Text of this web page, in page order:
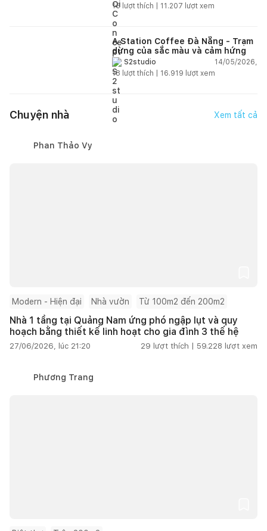
15 lượt thích | 11.207 lượt xem
A Station Coffee Đà Nẵng - Trạm
dừng của sắc màu và cảm hứng
S2studio
14/05/2026,
18 lượt thích | 16.919 lượt xem
Chuyện nhà Xem tất cả
Phan Thảo Vy
Modern - Hiện đại Nhà vườn Từ 100m2 đến 200m2
Nhà 1 tầng tại Quảng Nam ứng phó ngập lụt và quy
hoạch bằng thiết kế linh hoạt cho gia đình 3 thế hệ
27/06/2026, lúc 21:20 29 lượt thích | 59.228 lượt xem
Phương Trang